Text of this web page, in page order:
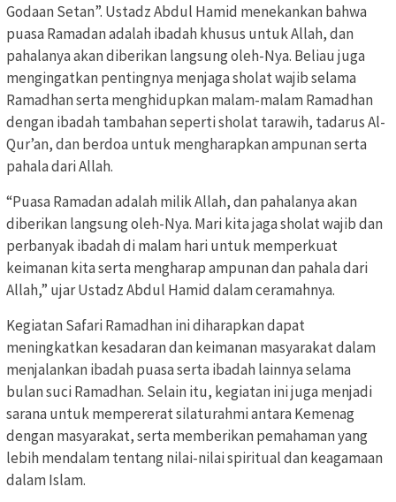
Godaan Setan”. Ustadz Abdul Hamid menekankan bahwa
puasa Ramadan adalah ibadah khusus untuk Allah, dan
pahalanya akan diberikan langsung oleh-Nya. Beliau juga
mengingatkan pentingnya menjaga sholat wajib selama
Ramadhan serta menghidupkan malam-malam Ramadhan
dengan ibadah tambahan seperti sholat tarawih, tadarus Al-
Qur’an, dan berdoa untuk mengharapkan ampunan serta
pahala dari Allah.
“Puasa Ramadan adalah milik Allah, dan pahalanya akan
diberikan langsung oleh-Nya. Mari kita jaga sholat wajib dan
perbanyak ibadah di malam hari untuk memperkuat
keimanan kita serta mengharap ampunan dan pahala dari
Allah,” ujar Ustadz Abdul Hamid dalam ceramahnya.
Kegiatan Safari Ramadhan ini diharapkan dapat
meningkatkan kesadaran dan keimanan masyarakat dalam
menjalankan ibadah puasa serta ibadah lainnya selama
bulan suci Ramadhan. Selain itu, kegiatan ini juga menjadi
sarana untuk mempererat silaturahmi antara Kemenag
dengan masyarakat, serta memberikan pemahaman yang
lebih mendalam tentang nilai-nilai spiritual dan keagamaan
dalam Islam.